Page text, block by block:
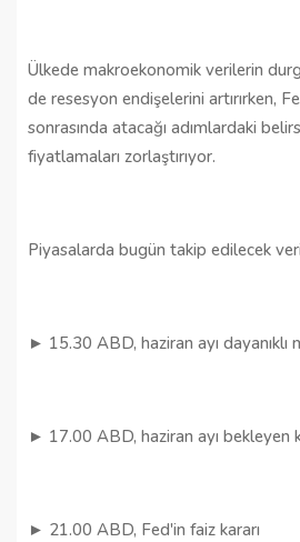
Ülkede makroekonomik verilerin
de resesyon endişelerini artırırken,
sonrasında atacağı adımlardaki
fiyatlamaları zorlaştırıyor.
Piyasalarda bugün takip edilecek
► 15.30 ABD, haziran ayı dayanıklı
► 17.00 ABD, haziran ayı bekleyen
► 21.00 ABD, Fed'in faiz kararı